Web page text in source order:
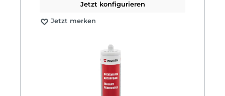
Jetzt konfigurieren
Jetzt merken